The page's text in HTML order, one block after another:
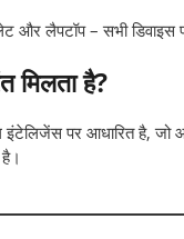
और लैपटॉप – सभी डिवाइस
मिलता है?
इंटेलिजेंस पर आधारित है, जो